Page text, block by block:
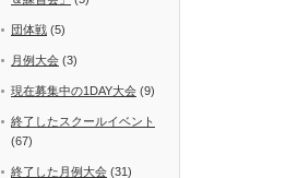
団体戦 (5)
月例大会 (3)
現在募集中の1DAY大会 (9)
終了したスクールイベント
(67)
終了した月例大会 (31)